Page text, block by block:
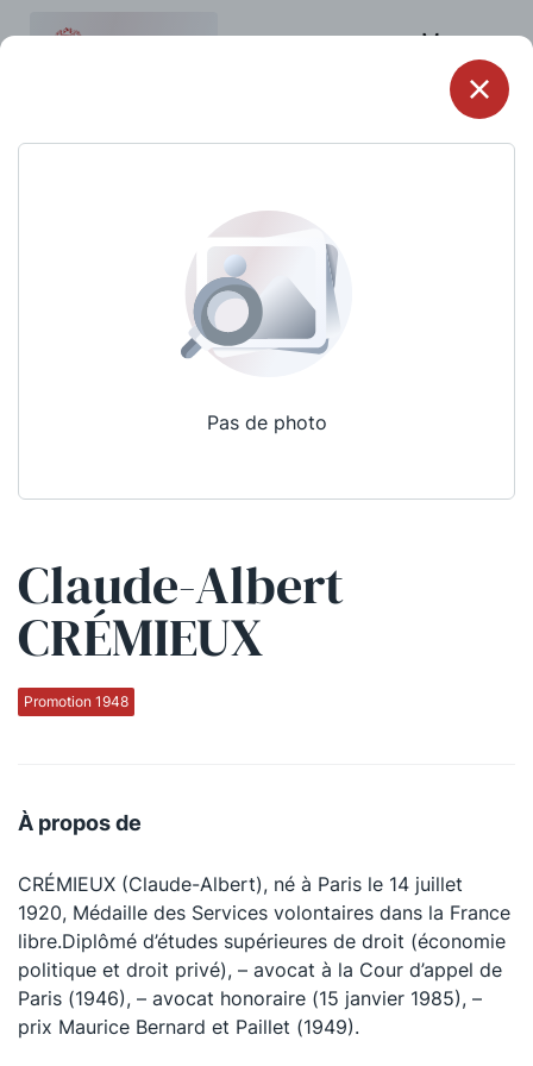
Menu
Pas de photo
Claude-Albert
CRÉMIEUX
Promotion 1948
À propos de
CRÉMIEUX (Claude-Albert), né à Paris le 14 juillet
1920, Médaille des Services volontaires dans la France
libre.Diplômé d’études supérieures de droit (économie
politique et droit privé), – avocat à la Cour d’appel de
Paris (1946), – avocat honoraire (15 janvier 1985), –
prix Maurice Bernard et Paillet (1949).
Qui sommes-nous ?
La Conférence
La défense pénale
Le Concours de la Conférence
La Conférence Berryer
La Petite Conférence